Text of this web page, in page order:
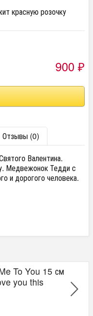
красную розочку
900 ₽
Отзывы (0)
Валентина.
Медвежонок Тедди с
и дорогого человека.
To You 15 см
you this